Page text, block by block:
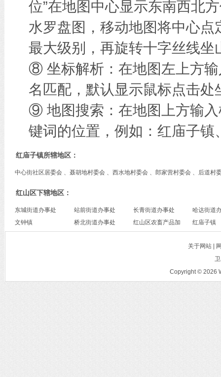
位”在地图中心显示东南西北
水罗盘图，移动地图将中心
最大级别，再旋转十字丝线坐
⑧ 坐标解析：在地图左上方
名匹配，默认显示鼠标点击处
⑨ 地图搜索：在地图上方输
键词的位置，例如：红庙子
红庙子镇所辖地区：
中心街社区居委会 、聂胡地村委会 、西水地村委会 、郎家营村委会 、后道村
红山区下辖地区：
东城街道办事处 站前街道办事处 长青街道办事处
哈达街道
文钟镇
桥北街道办事处
红山区农畜产品加
红庙子镇
关于网站 |
Copyright © 2026